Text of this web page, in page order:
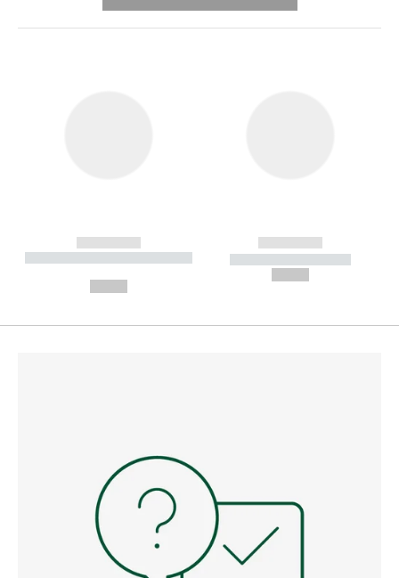
------------
----------- ----------- --------
------------
----------- -----------